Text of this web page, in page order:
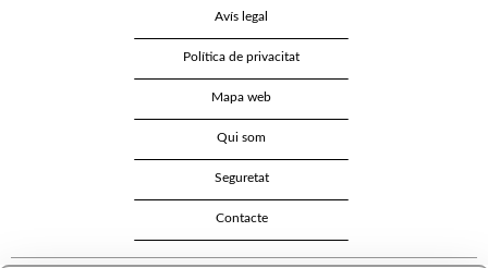
Avís legal
Política de privacitat
Mapa web
Qui som
Seguretat
Contacte